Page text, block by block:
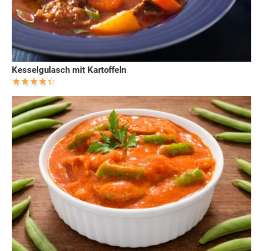
Kesselgulasch mit Kartoffeln